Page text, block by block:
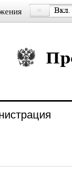
Президент